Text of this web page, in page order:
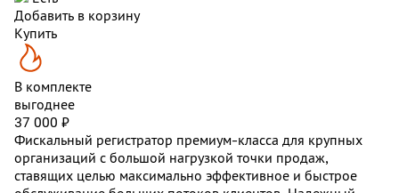
Добавить в корзину
Купить
В комплекте
выгоднее
37 000 ₽
Фискальный регистратор премиум-класса для крупных
организаций с большой нагрузкой точки продаж,
ставящих целью максимально эффективное и быстрое